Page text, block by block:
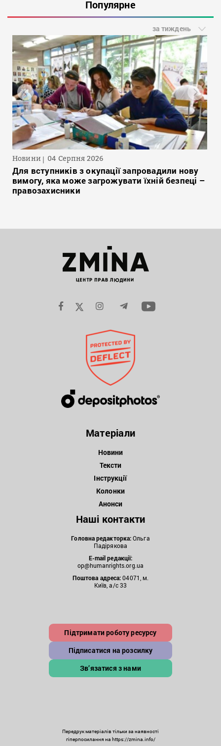
Популярне
за тиждень
Новини 04 Серпня 2026
Для вступників з окупації запровадили нову
вимогу, яка може загрожувати їхній безпеці –
правозахисники
Матеріали
Новини
Тексти
Інструкції
Колонки
Анонси
Наші контакти
Головна редакторка:Ольга
Падірякова
E-mail редакції:
op@humanrights.org.ua
Поштова адреса:04071, м.
Київ, а/с 33
Підтримати роботу ресурсу
Підписатися на розсилку
Зв’язатися з нами
Передрук матеріалів тільки за наявності
гіперпосилання на https://zmina.info/